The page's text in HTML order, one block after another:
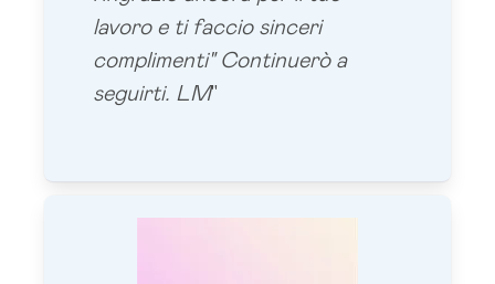
lavoro e ti faccio sinceri
complimenti" Continuerò a
seguirti. LM"